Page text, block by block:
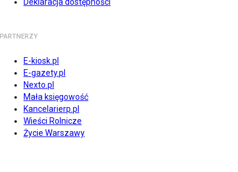
PARTNERZY
E-kiosk.pl
E-gazety.pl
Nexto.pl
Mała księgowość
Kancelarierp.pl
Wieści Rolnicze
Życie Warszawy